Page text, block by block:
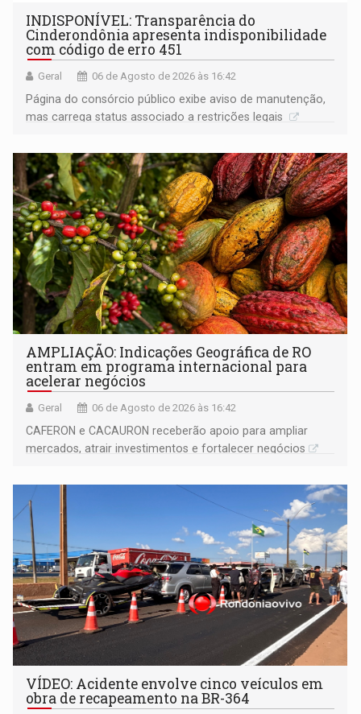
INDISPONÍVEL: Transparência do
Cinderondônia apresenta indisponibilidade
com código de erro 451
Geral 06 de Agosto de 2026 às 16:42
Página do consórcio público exibe aviso de manutenção,
mas carrega status associado a restrições legais
AMPLIAÇÃO: Indicações Geográfica de RO
entram em programa internacional para
acelerar negócios
Geral 06 de Agosto de 2026 às 16:42
CAFERON e CACAURON receberão apoio para ampliar
mercados, atrair investimentos e fortalecer negócios
VÍDEO: Acidente envolve cinco veículos em
obra de recapeamento na BR-364